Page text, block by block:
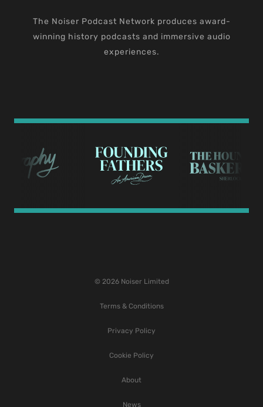
The Noiser Podcast Network produces award-
winning history podcasts and immersive audio
experiences.
© 2026 Noiser Limited
Terms & Conditions
Privacy Policy
Cookie Policy
About
News